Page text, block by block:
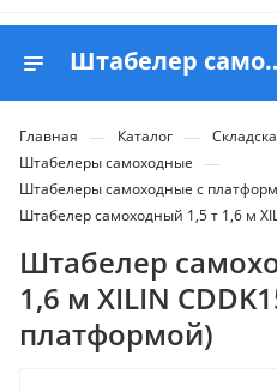
Штабелер самоходный 1,5 т
Главная — Каталог —
Штабелеры самоходные —
Штабелеры самоходные с
Штабелер самоходный 1,5 т 1,6 м
Штабелер
1,6 м XILIN
платформой)